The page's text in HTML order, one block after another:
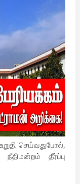
செய்வதுபோல்,
நீதிமன்றம் தீர்ப்பு